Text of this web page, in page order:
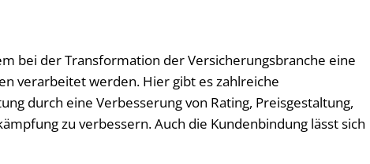
bei der Transformation der Versicherungsbranche eine
verarbeitet werden. Hier gibt es zahlreiche
durch eine Verbesserung von Rating, Preisgestaltung,
zu verbessern. Auch die Kundenbindung lässt sich